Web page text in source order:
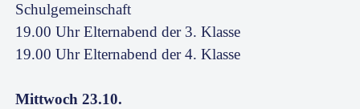
Schulgemeinschaft
19.00 Uhr Elternabend der 3. Klasse
19.00 Uhr Elternabend der 4. Klasse
Mittwoch 23.10.